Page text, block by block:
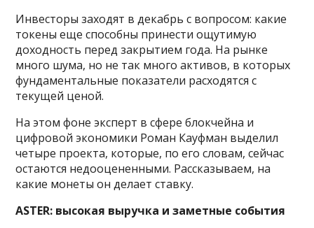
Инвесторы заходят в декабрь с вопросом: какие
токены еще способны принести ощутимую
доходность перед закрытием года. На рынке
много шума, но не так много активов, в которых
фундаментальные показатели расходятся с
текущей ценой.
На этом фоне эксперт в сфере блокчейна и
цифровой экономики Роман Кауфман выделил
четыре проекта, которые, по его словам, сейчас
остаются недооцененными. Рассказываем, на
какие монеты он делает ставку.
ASTER: высокая выручка и заметные события